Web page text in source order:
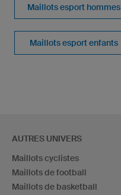
Maillots esport hommes
Maillots esport enfants
AUTRES UNIVERS
Maillots cyclistes
Maillots de football
Maillots de basketball